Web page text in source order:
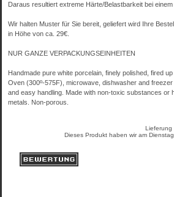
Daraus resultiert extreme Härte/Belastbarkeit bei
Wir halten Muster für Sie bereit, geliefert wird Ihre
in Höhe von ca. 29€.
NUR GANZE VERPACKUNGSEINHEITEN
Handmade pure white porcelain, finely polished, fired up
Oven (300º-575F), microwave, dishwasher and
and easy handling. Made with non-toxic substances or
metals. Non-porous.
Lieferung
Dieses Produkt haben wir am